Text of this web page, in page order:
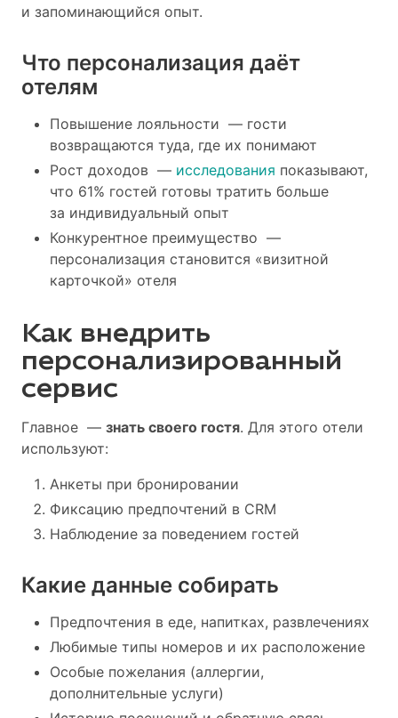
и запоминающийся опыт.
Что персонализация даёт
отелям
Повышение лояльности — гости
возвращаются туда, где их понимают
Рост доходов — исследования показывают,
что 61% гостей готовы тратить больше
за индивидуальный опыт
Конкурентное преимущество —
персонализация становится «визитной
карточкой» отеля
Как внедрить
персонализированный
сервис
Главное — знать своего гостя. Для этого отели
используют:
Анкеты при бронировании
Фиксацию предпочтений в CRM
Наблюдение за поведением гостей
Какие данные собирать
Предпочтения в еде, напитках, развлечениях
Любимые типы номеров и их расположение
Особые пожелания (аллергии,
дополнительные услуги)